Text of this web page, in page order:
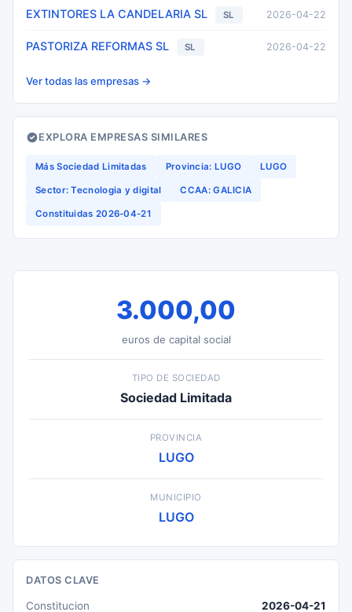
EXTINTORES LA CANDELARIA SL SL 2026-04-22
PASTORIZA REFORMAS SL SL 2026-04-22
Ver todas las empresas →
EXPLORA EMPRESAS SIMILARES
Más Sociedad Limitadas Provincia: LUGO LUGO
Sector: Tecnologia y digital CCAA: GALICIA
Constituidas 2026-04-21
3.000,00
euros de capital social
TIPO DE SOCIEDAD
Sociedad Limitada
PROVINCIA
LUGO
MUNICIPIO
LUGO
DATOS CLAVE
Constitucion 2026-04-21